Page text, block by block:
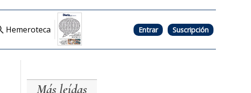
Hemeroteca Entrar Suscripción
Más leídas